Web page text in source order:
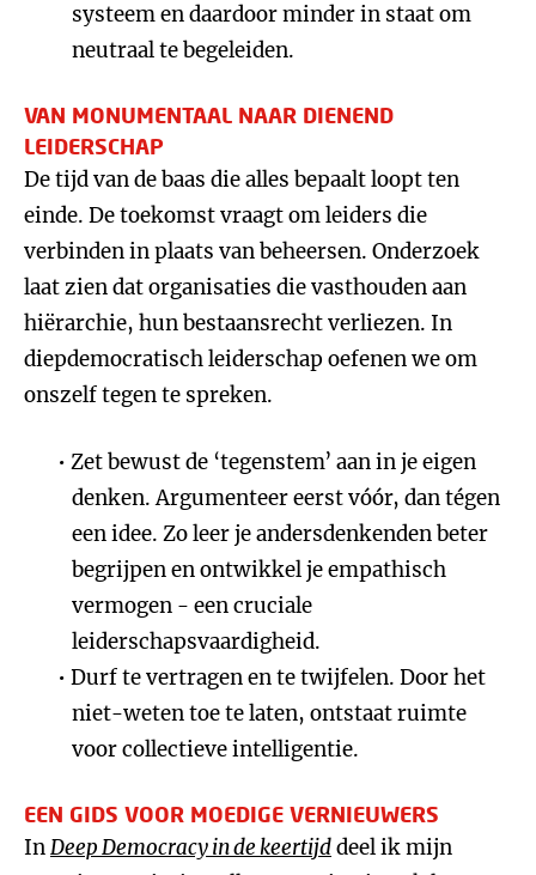
systeem en daardoor minder in staat om
neutraal te begeleiden.
VAN MONUMENTAAL NAAR DIENEND
LEIDERSCHAP
De tijd van de baas die alles bepaalt loopt ten
einde. De toekomst vraagt om leiders die
verbinden in plaats van beheersen. Onderzoek
laat zien dat organisaties die vasthouden aan
hiërarchie, hun bestaansrecht verliezen. In
diepdemocratisch leiderschap oefenen we om
onszelf tegen te spreken.
Zet bewust de ‘tegenstem’ aan in je eigen
denken. Argumenteer eerst vóór, dan tégen
een idee. Zo leer je andersdenkenden beter
begrijpen en ontwikkel je empathisch
vermogen - een cruciale
leiderschapsvaardigheid.
Durf te vertragen en te twijfelen. Door het
niet-weten toe te laten, ontstaat ruimte
voor collectieve intelligentie.
EEN GIDS VOOR MOEDIGE VERNIEUWERS
InDeep Democracy in de keertijddeel ik mijn